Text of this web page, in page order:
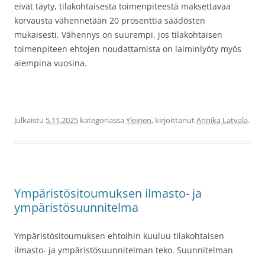
eivät täyty, tilakohtaisesta toimenpiteestä maksettavaa
korvausta vähennetään 20 prosenttia säädösten
mukaisesti. Vähennys on suurempi, jos tilakohtaisen
toimenpiteen ehtojen noudattamista on laiminlyöty myös
aiempina vuosina.
Julkaistu 5.11.2025 kategoriassa Yleinen, kirjoittanutAnnika Latvala.
Ympäristösitoumuksen ilmasto- ja
ympäristösuunnitelma
Ympäristösitoumuksen ehtoihin kuuluu tilakohtaisen
ilmasto- ja ympäristösuunnitelman teko. Suunnitelman